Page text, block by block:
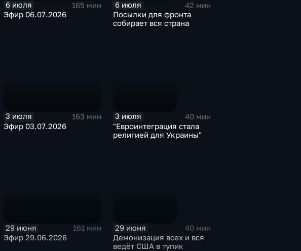
6 июля
165 мин
Эфир 06.07.2026
6 июля
42 мин
Посылки для фронта
собирает вся страна
3 июля
163 мин
Эфир 03.07.2026
3 июля
40 мин
"Евроинтеграция стала
религией для Украины"
29 июня
161 мин
Эфир 29.06.2026
29 июня
40 мин
Демонизация всех и вся
ведёт США в тупик